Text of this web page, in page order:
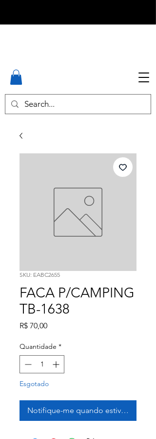
SKU: EABC2655
FACA P/CAMPING
TB-1638
R$ 70,00Preço
Quantidade *
Esgotado
Notifique-me quando estiver